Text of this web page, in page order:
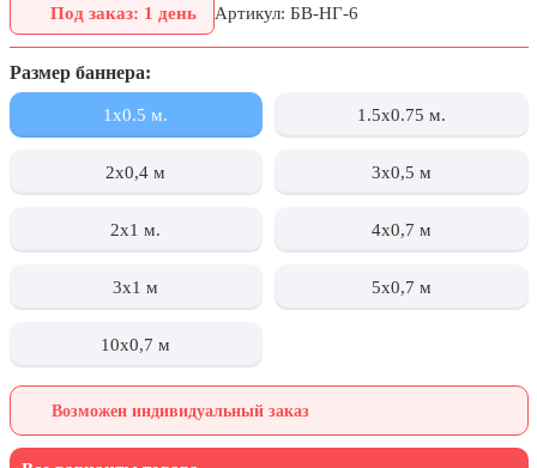
День города Москвы (первая суббота
сентября)
День нефтяника (первое воскресенье
воскресенье сентября)
пожилых людей
19 октября, День Отца
25 октября, День Таможенника
28 октября, День Бабушек и Дедушек
Под заказ: 1 день Артикул: БВ-НГ-6
Размер баннера:
1x0.5 м. 1.5x0.75 м.
2х0,4 м 3х0,5 м
2x1 м. 4х0,7 м
3x1 м 5х0,7 м
10х0,7 м
Возможен индивидуальный заказ